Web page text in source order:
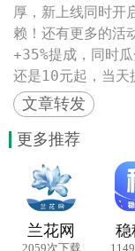
厚，新上线同时开
赖！还有更多的活
+35%提成，同时
还是10元起，当天
文章转发
更多推荐
兰花网
2059次下载
稳